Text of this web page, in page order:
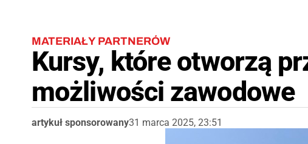
MATERIAŁY PARTNERÓW
Kursy, które otworzą
możliwości zawodowe
artykuł sponsorowany31 marca 2025, 23:51